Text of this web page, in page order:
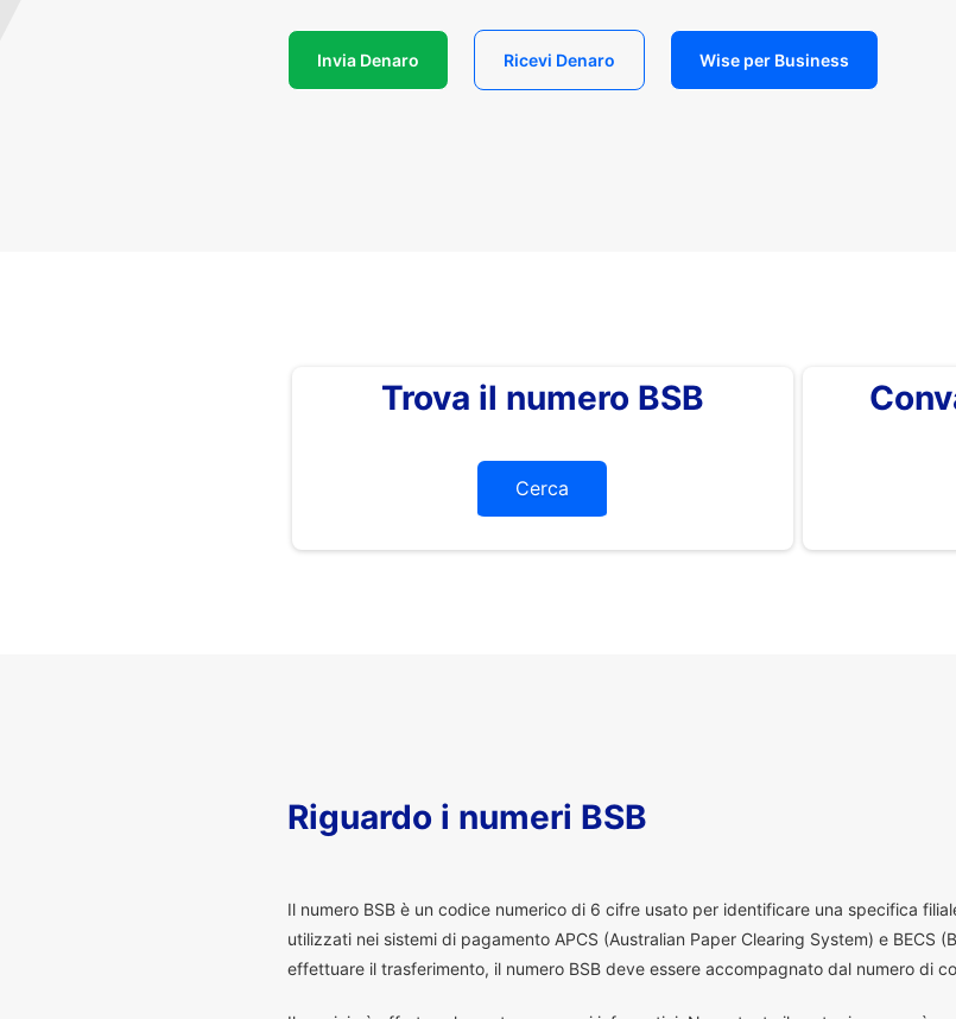
Invia Denaro Ricevi Denaro Wise per Business
Trova il numero BSB
Cerca
Riguardo i numeri BSB
Il numero BSB è un codice numerico di 6 cifre usato per identificare una specifica
utilizzati nei sistemi di pagamento APCS (Australian Paper Clearing System) e BECS
effettuare il trasferimento, il numero BSB deve essere accompagnato dal numero di